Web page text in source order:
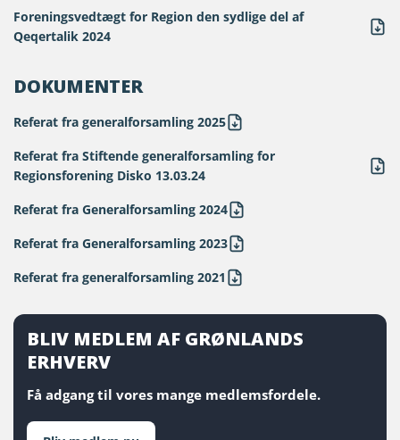
Foreningsvedtægt for Region den sydlige del af
Qeqertalik 2024
DOKUMENTER
Referat fra generalforsamling 2025
Referat fra Stiftende generalforsamling for
Regionsforening Disko 13.03.24
Referat fra Generalforsamling 2024
Referat fra Generalforsamling 2023
Referat fra generalforsamling 2021
BLIV MEDLEM AF GRØNLANDS
ERHVERV
Få adgang til vores mange medlemsfordele.